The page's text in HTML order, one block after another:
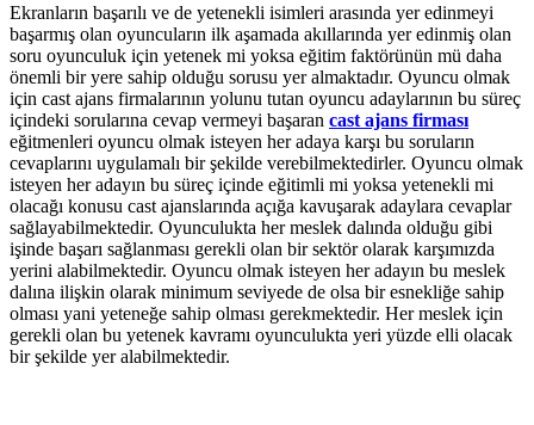
Ekranların başarılı ve de yetenekli isimleri arasında yer edinmeyi
başarmış olan oyuncuların ilk aşamada akıllarında yer edinmiş olan
soru oyunculuk için yetenek mi yoksa eğitim faktörünün mü daha
önemli bir yere sahip olduğu sorusu yer almaktadır. Oyuncu olmak
için cast ajans firmalarının yolunu tutan oyuncu adaylarının bu süreç
içindeki sorularına cevap vermeyi başaran cast ajans firması
eğitmenleri oyuncu olmak isteyen her adaya karşı bu soruların
cevaplarını uygulamalı bir şekilde verebilmektedirler. Oyuncu olmak
isteyen her adayın bu süreç içinde eğitimli mi yoksa yetenekli mi
olacağı konusu cast ajanslarında açığa kavuşarak adaylara cevaplar
sağlayabilmektedir. Oyunculukta her meslek dalında olduğu gibi
işinde başarı sağlanması gerekli olan bir sektör olarak karşımızda
yerini alabilmektedir. Oyuncu olmak isteyen her adayın bu meslek
dalına ilişkin olarak minimum seviyede de olsa bir esnekliğe sahip
olması yani yeteneğe sahip olması gerekmektedir. Her meslek için
gerekli olan bu yetenek kavramı oyunculukta yeri yüzde elli olacak
bir şekilde yer alabilmektedir.